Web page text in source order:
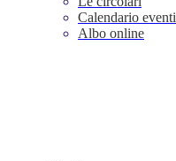
Calendario eventi
Albo online